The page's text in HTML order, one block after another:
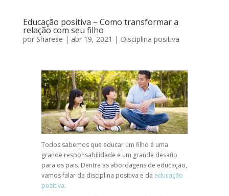
Educação positiva – Como transformar a
relação com seu filho
por Sharese | abr 19, 2021 | Disciplina positiva
Todos sabemos que educar um filho é uma
grande responsabilidade e um grande desafio
para os pais. Dentre as abordagens de educação,
vamos falar da disciplina positiva e da educação
positiva.